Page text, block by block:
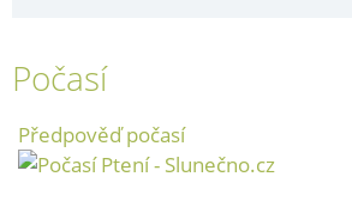
Počasí
Předpověď počasí